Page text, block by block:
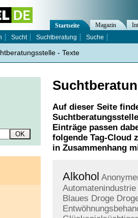
Auf dieser Seite
Suchtberatungsstelle
Einträge passen
folgende Tag-Cloud
in Zusammenhang
Alkohol
Automatenindustrie
Blaues Droge
Startseite Magazin
Sucht Suchtberatung Suche
- Texte